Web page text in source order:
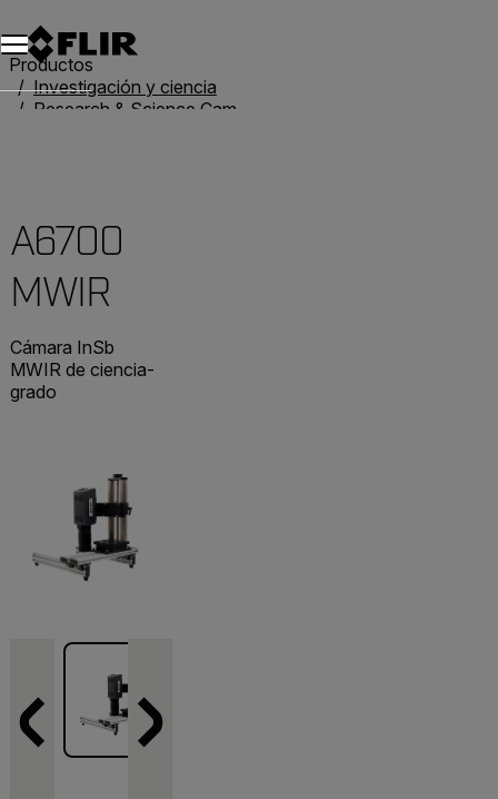
Productos
Investigación y ciencia
Research & Science Cameras
A6700
MWIR
Cámara InSb
MWIR de ciencia-
grado